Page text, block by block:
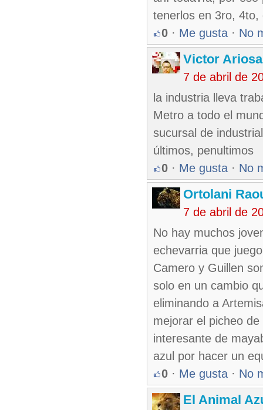
tenerlos en 3ro, 4to,
0 · Me gusta · No
Victor Ariosa
7 de abril de
la industria lleva
Metro a todo el
sucursal de
últimos, penultimos
0 · Me gusta · No
Ortolani
7 de abril de
No hay muchos
echevarria que
Camero y Guillen
solo en un cambio
eliminando a
mejorar el picheo
interesante de
azul por hacer un
0 · Me gusta · No
El Animal